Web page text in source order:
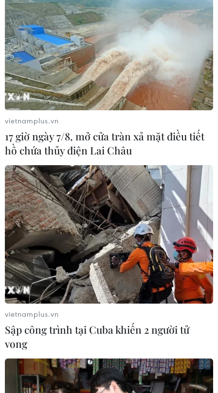
TIN CÙNG CHUYÊN MỤC
Lào Cai: Đứt gãy 30m đường
tỉnh 161 sau mưa lớn, giao thông bị
vietnamplus.vn
17 giờ ngày 7/8, mở cửa tràn xả mặt điều tiết
hồ chứa thủy điện Lai Châu
vietnamplus.vn
Sập công trình tại Cuba khiến 2 người tử
vong